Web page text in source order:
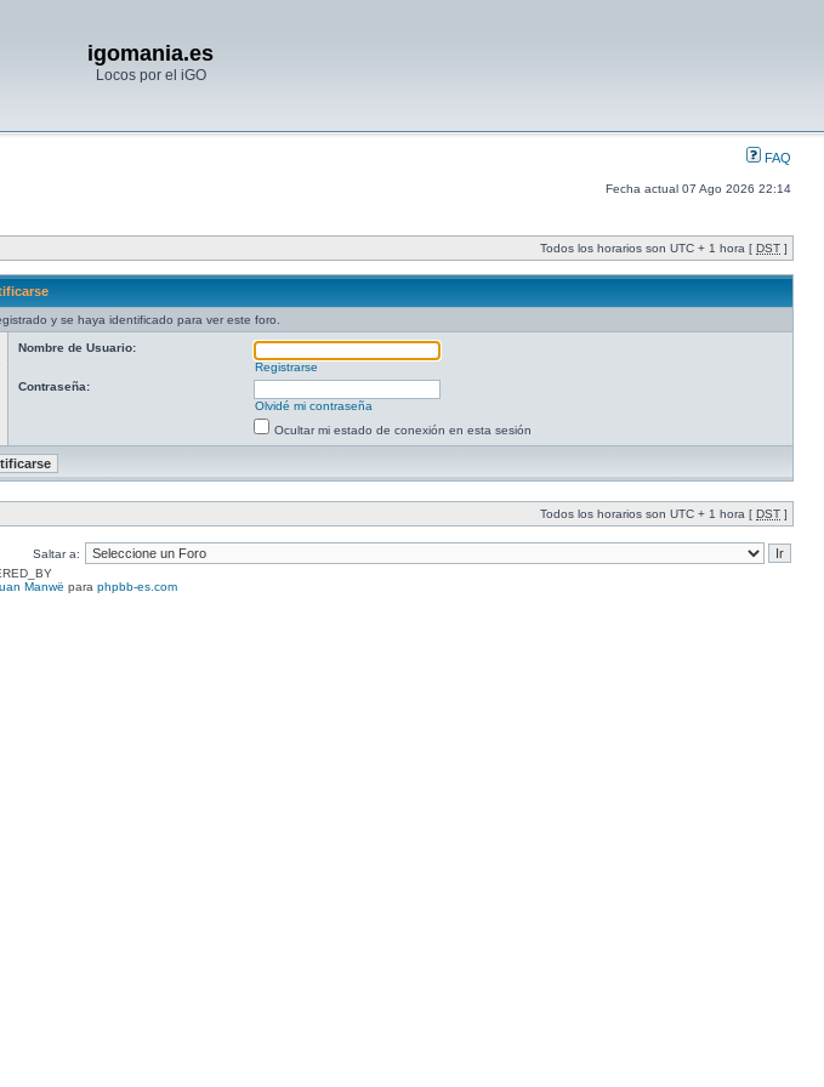
igomania.es
Locos por el iGO
FAQ
Fecha actual 07 Ago 2026 22:14
Todos los horarios son UTC + 1 hora [ DST ]
y se haya identificado para ver este foro.
Nombre de Usuario:
Registrarse
Contraseña:
Olvidé mi contraseña
Ocultar mi estado de conexión en esta sesión
Todos los horarios son UTC + 1 hora [ DST ]
Saltar a:
Manwë para phpbb-es.com